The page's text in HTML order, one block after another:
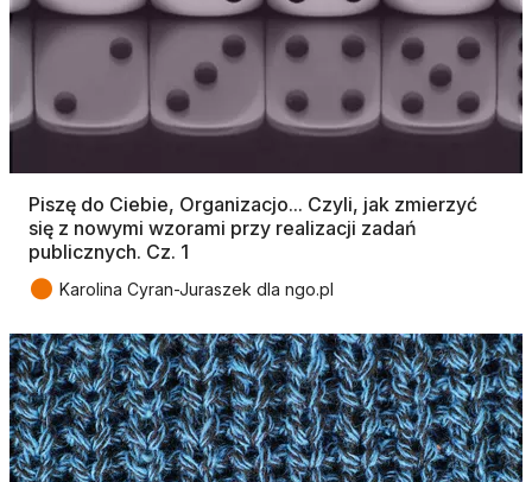
Piszę do Ciebie, Organizacjo... Czyli, jak zmierzyć
się z nowymi wzorami przy realizacji zadań
publicznych. Cz. 1
● Karolina Cyran-Juraszek dla ngo.pl